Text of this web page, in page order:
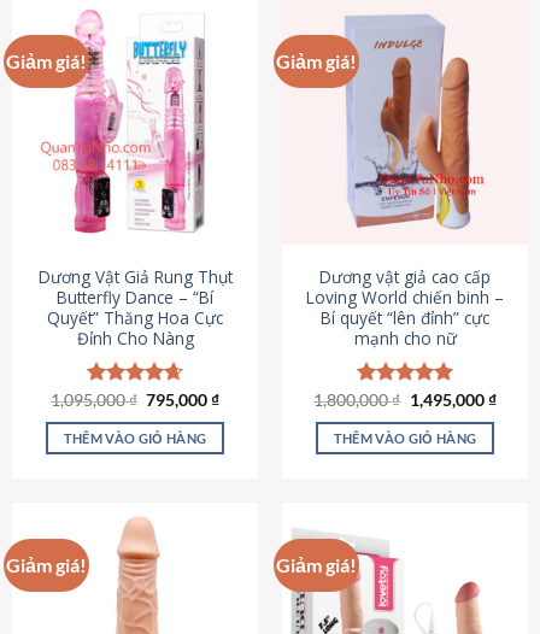
Giảm giá!
Dương Vật Giả Rung Thụt
Butterfly Dance – “Bí
Quyết” Thăng Hoa Cực
Đỉnh Cho Nàng
Được xếp
hạng4.65
5 sao
1,095,000₫ Giá
là:
1,095,000 ₫.
795,000₫Giá
tại
THÊM VÀO GIỎ HÀNG
Giảm giá!
Dương vật giả cao cấp
Loving World chiến binh –
Bí quyết “lên đỉnh” cực
mạnh cho nữ
Được xếp
hạng4.89
5 sao
1,800,000₫ Giá
gốc
là:
1,800,000 ₫.
1,495,000₫Giá
THÊM VÀO GIỎ HÀNG
Giảm giá! Giảm giá!